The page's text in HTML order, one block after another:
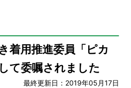
着用推進委員「ピカ
て委嘱されました
最終更新日：2019年05月17日